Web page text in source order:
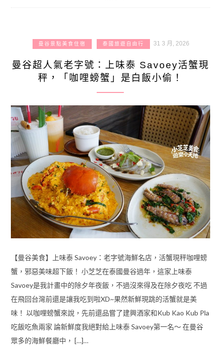
曼谷景點美食住宿 泰國旅遊自由行 31 3 月, 2026
曼谷超人氣老字號：上味泰 Savoey活蟹現
秤，「咖哩螃蟹」是白飯小偷！
【曼谷美食】上味泰 Savoey：老字號海鮮名店，活蟹現秤咖哩螃
蟹，邪惡美味超下飯！ 小芝芝在泰國曼谷過年，這家上味泰
Savoey是我計畫中的除夕年夜飯，不過沒來得及在除夕夜吃 不過
在飛回台灣前還是讓我吃到啦XD~果然新鮮現跳的活蟹就是美
味！ 以咖哩螃蟹來說，先前還品嘗了建興酒家和Kub Kao Kub Pla
吃飯吃魚兩家 論新鮮度我絕對給上味泰 Savoey第一名～ 在曼谷
眾多的海鮮餐廳中， […]…